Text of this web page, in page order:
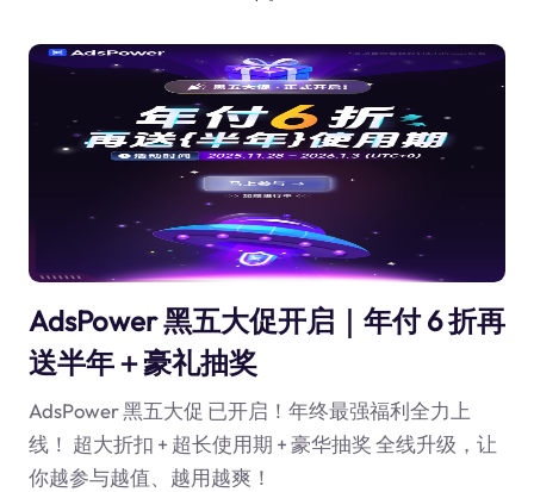
AdsPower 黑五大促开启｜年付 6 折再
送半年＋豪礼抽奖
AdsPower 黑五大促 已开启！年终最强福利全力上
线！ 超大折扣 + 超长使用期 + 豪华抽奖 全线升级，让
你越参与越值、越用越爽！